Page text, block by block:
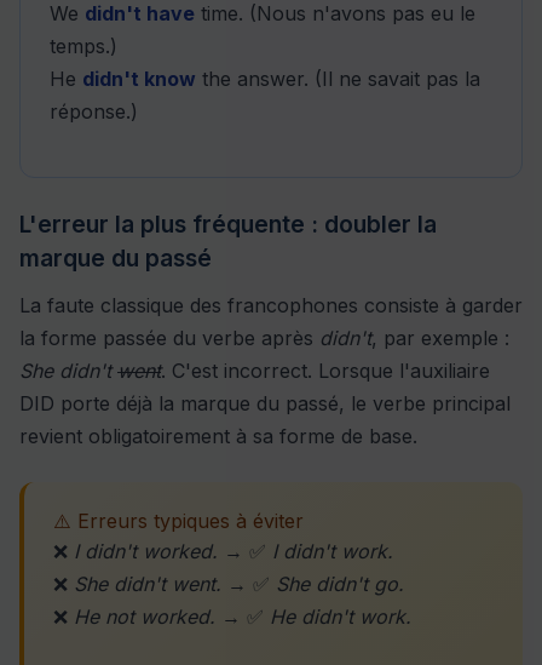
We didn't have time. (Nous n'avons pas eu le
temps.)
He didn't know the answer. (Il ne savait pas la
réponse.)
L'erreur la plus fréquente : doubler la
marque du passé
La faute classique des francophones consiste à garder
la forme passée du verbe après didn't, par exemple :
She didn'twent. C'est incorrect. Lorsque l'auxiliaire
DID porte déjà la marque du passé, le verbe principal
revient obligatoirement à sa forme de base.
⚠️ Erreurs typiques à éviter
❌ I didn't worked. → ✅ I didn't work.
❌ She didn't went. → ✅ She didn't go.
❌ He not worked. → ✅ He didn't work.